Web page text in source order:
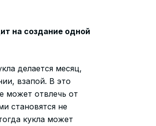
на создание одной
делается месяц,
взапой. В это
может отвлечь от
становятся не
кукла может